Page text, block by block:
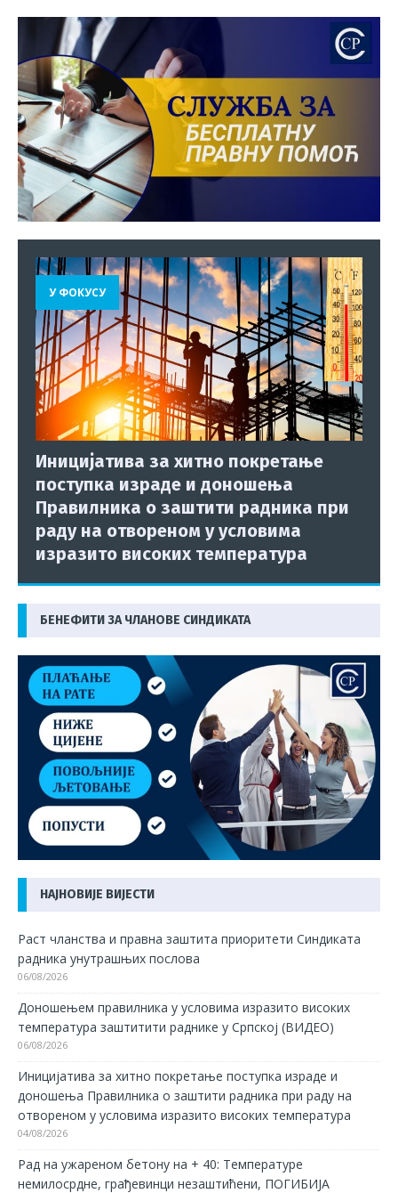
У ФОКУСУ
Иницијатива за хитно покретање
поступка израде и доношења
Правилника о заштити радника при
раду на отвореном у условима
изразито високих температура
БЕНЕФИТИ ЗА ЧЛАНОВЕ СИНДИКАТА
НАЈНОВИЈЕ ВИЈЕСТИ
Раст чланства и правна заштита приоритети Синдиката
радника унутрашњих послова
06/08/2026
Доношењем правилника у условима изразито високих
температура заштитити раднике у Српској (ВИДЕО)
06/08/2026
Иницијатива за хитно покретање поступка израде и
доношења Правилника о заштити радника при раду на
отвореном у условима изразито високих температура
04/08/2026
Рад на ужареном бетону на + 40: Температуре
немилосрдне, грађевинци незаштићени, ПОГИБИЈА